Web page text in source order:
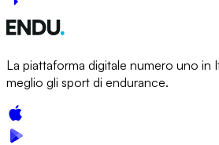
La piattaforma digitale numero uno in
meglio gli sport di endurance.